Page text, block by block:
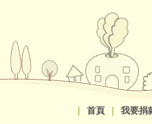
首頁 我要捐